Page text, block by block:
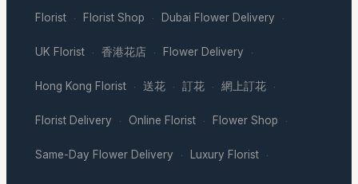
Florist · Florist Shop · Dubai Flower Delivery ·
UK Florist · 香港花店 · Flower Delivery ·
Hong Kong Florist · 送花 · 訂花 · 網上訂花 ·
Florist Delivery · Online Florist · Flower Shop ·
Same-Day Flower Delivery · Luxury Florist ·